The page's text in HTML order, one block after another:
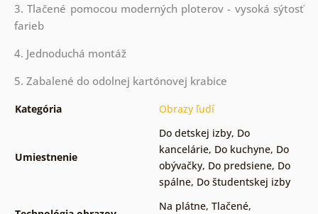
3. Tlačené pomocou moderných ploterov - vysoká sýtosť
farieb
4. Jednoduchá montáž
5. Zabalené do odolnej kartónovej krabice
Kategória Obrazy ľudí
Umiestnenie
Do detskej izby, Do
kancelárie, Do kuchyne, Do
obývačky, Do predsiene, Do
spálne, Do študentskej izby
Na plátne, Tlačené,